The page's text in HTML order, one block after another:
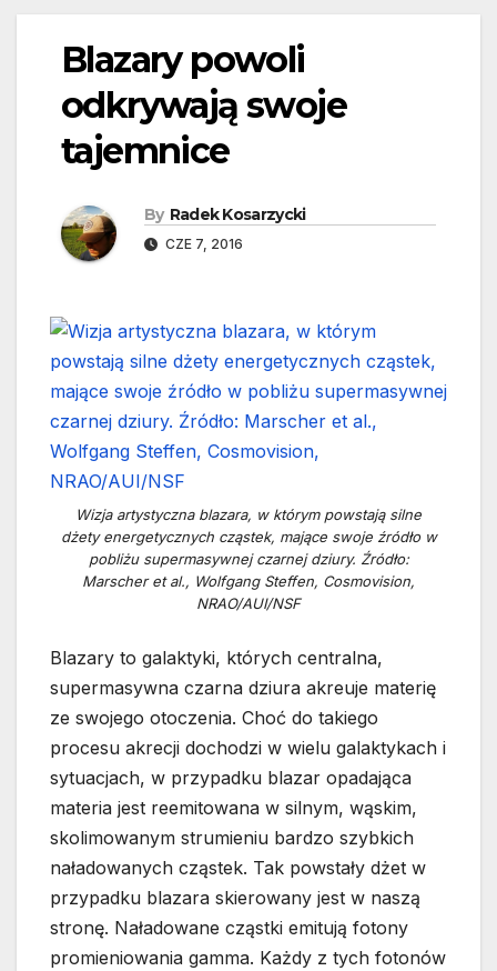
Blazary powoli
odkrywają swoje
tajemnice
By Radek Kosarzycki
CZE 7, 2016
Wizja artystyczna blazara, w którym powstają silne
dżety energetycznych cząstek, mające swoje źródło w
pobliżu supermasywnej czarnej dziury. Źródło:
Marscher et al., Wolfgang Steffen, Cosmovision,
NRAO/AUI/NSF
Blazary to galaktyki, których centralna,
supermasywna czarna dziura akreuje materię
ze swojego otoczenia. Choć do takiego
procesu akrecji dochodzi w wielu galaktykach i
sytuacjach, w przypadku blazar opadająca
materia jest reemitowana w silnym, wąskim,
skolimowanym strumieniu bardzo szybkich
naładowanych cząstek. Tak powstały dżet w
przypadku blazara skierowany jest w naszą
stronę. Naładowane cząstki emitują fotony
promieniowania gamma. Każdy z tych fotonów